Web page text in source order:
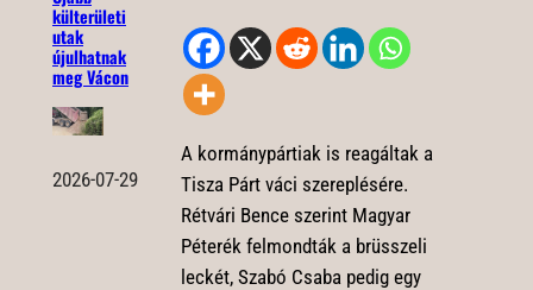
külterületi
utak
újulhatnak
meg Vácon
2026-07-29
A kormánypártiak is reagáltak a
Tisza Párt váci szereplésére.
Rétvári Bence szerint Magyar
Péterék felmondták a brüsszeli
leckét, Szabó Csaba pedig egy